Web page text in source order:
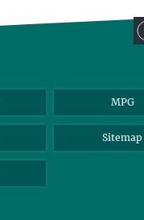
MPG
Sitemap